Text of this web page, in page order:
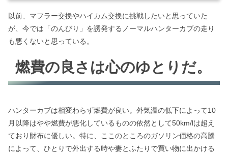
以前、マフラー交換やハイカム交換に挑戦したいと思っていた
が、今では「のんびり」を誘発するノーマルハンターカブの走り
も悪くないと思っている。
燃費の良さは心のゆとりだ。
ハンターカブは相変わらず燃費が良い。外気温の低下によって10
月以降はやや燃費が悪化しているものの依然として50km/lは超え
ており財布に優しい。特に、ここのところのガソリン価格の高騰
によって、ひとりで外出する時や妻とふたりで買い物に出かける